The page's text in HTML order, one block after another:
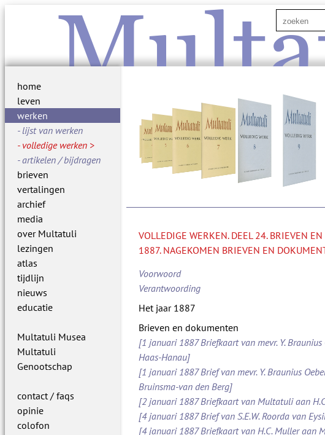
home
leven
werken
lijst van werken
volledige werken
artikelen / bijdragen
brieven
vertalingen
archief
media
over Multatuli
lezingen
atlas
tijdlijn
nieuws
educatie
Multatuli Musea
Multatuli
Genootschap
contact / faqs
opinie
colofon
VOLLEDIGE WERKEN. DEEL 24. BRIEVEN
1887. NAGEKOMEN BRIEVEN EN
Voorwoord
Verantwoording
Het jaar 1887
Brieven en dokumenten
[1 januari 1887 Briefkaart van mevr. Y. Braunius
Haas-Hanau]
[1 januari 1887 Brief van mevr. Y. Braunius
Bruinsma-van den Berg]
[2 januari 1887 Briefkaart van Multatuli aan
[4 januari 1887 Brief van S.E.W. Roorda van
[4 januari 1887 Briefkaart van H.C. Muller aan